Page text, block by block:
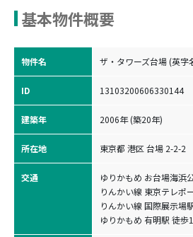
基本物件概要
物件名 ザ・タワーズ台場 (英字
ID 13103200606330144
建築年 2006年 (築20年)
所在地 東京都 港区 台場 2-2-2
交通
ゆりかもめ お台場海浜
りんかい線 東京テレポ
りんかい線 国際展示場
ゆりかもめ 有明駅 徒歩